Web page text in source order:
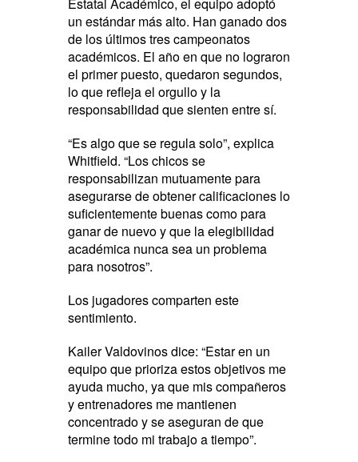
un estándar más alto. Han ganado dos
de los últimos tres campeonatos
académicos. El año en que no lograron
el primer puesto, quedaron segundos,
lo que refleja el orgullo y la
responsabilidad que sienten entre sí.
“Es algo que se regula solo”, explica
Whitfield. “Los chicos se
responsabilizan mutuamente para
asegurarse de obtener calificaciones lo
suficientemente buenas como para
ganar de nuevo y que la elegibilidad
académica nunca sea un problema
para nosotros”.
Los jugadores comparten este
sentimiento.
Kailer Valdovinos dice: “Estar en un
equipo que prioriza estos objetivos me
ayuda mucho, ya que mis compañeros
y entrenadores me mantienen
concentrado y se aseguran de que
termine todo mi trabajo a tiempo”.